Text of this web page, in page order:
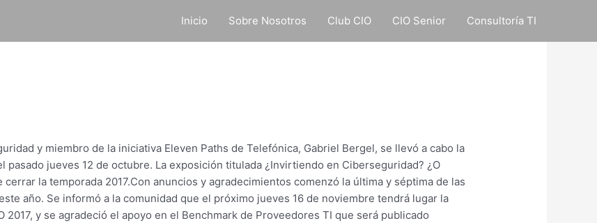
Inicio Sobre Nosotros Club CIO CIO Senior Consultoría TI
y miembro de la iniciativa Eleven Paths de Telefónica, Gabriel Bergel, se llevó a cabo la
jueves 12 de octubre. La exposición titulada ¿Invirtiendo en Ciberseguridad? ¿O
la temporada 2017.Con anuncios y agradecimientos comenzó la última y séptima de las
año. Se informó a la comunidad que el próximo jueves 16 de noviembre tendrá lugar la
2017, y se agradeció el apoyo en el Benchmark de Proveedores TI que será publicado